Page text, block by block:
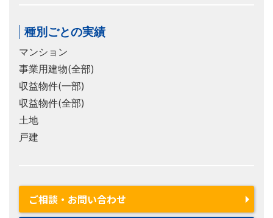
種別ごとの実績
マンション
事業用建物(全部)
収益物件(一部)
収益物件(全部)
土地
戸建
ご相談・お問い合わせ